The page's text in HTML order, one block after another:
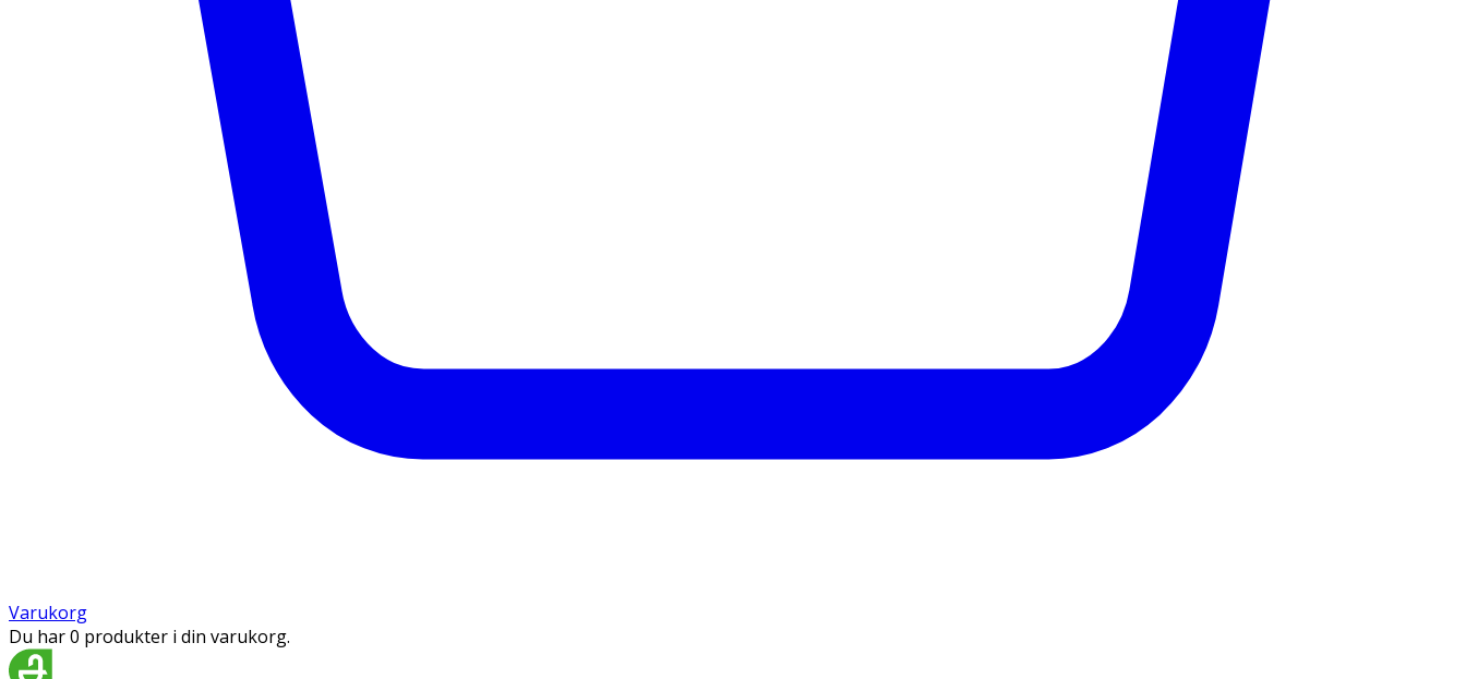
Varukorg
Du har 0 produkter i din varukorg.